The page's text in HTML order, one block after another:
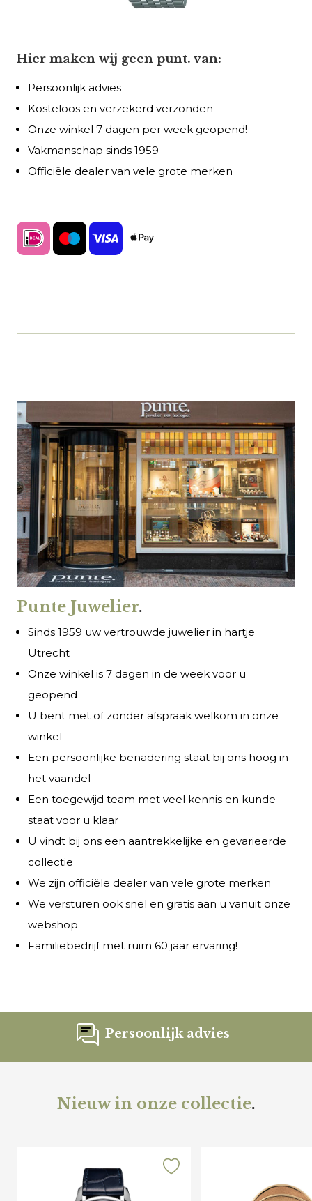
Hier maken wij geen punt. van:
Persoonlijk advies
Kosteloos en verzekerd verzonden
Onze winkel 7 dagen per week geopend!
Vakmanschap sinds 1959
Officiële dealer van vele grote merken
Punte Juwelier.
Sinds 1959 uw vertrouwde juwelier in hartje
Utrecht
Onze winkel is 7 dagen in de week voor u
geopend
U bent met of zonder afspraak welkom in onze
winkel
Een persoonlijke benadering staat bij ons hoog in
het vaandel
Een toegewijd team met veel kennis en kunde
staat voor u klaar
U vindt bij ons een aantrekkelijke en gevarieerde
collectie
We zijn officiële dealer van vele grote merken
We versturen ook snel en gratis aan u vanuit onze
webshop
Familiebedrijf met ruim 60 jaar ervaring!
Persoonlijk advies
Nieuw in onze collectie.